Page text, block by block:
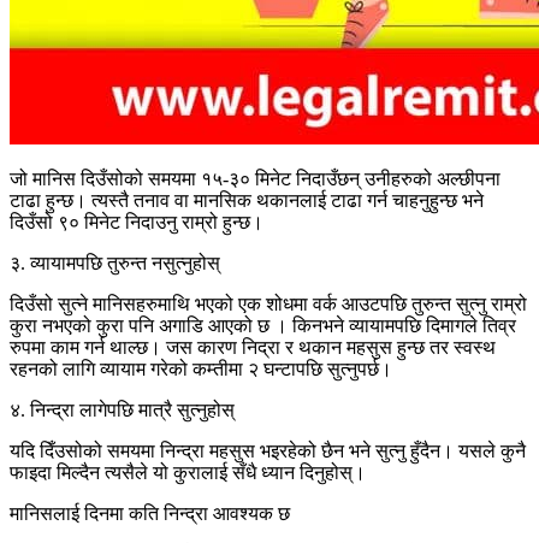
जो मानिस दिउँसोको समयमा १५-३० मिनेट निदाउँछन् उनीहरुको अल्छीपना
टाढा हुन्छ। त्यस्तै तनाव वा मानसिक थकानलाई टाढा गर्न चाहनुहुन्छ भने
दिउँसो ९० मिनेट निदाउनु राम्रो हुन्छ।
३. व्यायामपछि तुरुन्त नसुत्नुहोस्
दिउँसो सुत्ने मानिसहरुमाथि भएको एक शोधमा वर्क आउटपछि तुरुन्त सुत्नु राम्रो
कुरा नभएको कुरा पनि अगाडि आएको छ । किनभने व्यायामपछि दिमागले तिव्र
रुपमा काम गर्न थाल्छ। जस कारण निद्रा र थकान महसुस हुन्छ तर स्वस्थ
रहनको लागि व्यायाम गरेको कम्तीमा २ घन्टापछि सुत्नुपर्छ।
४. निन्द्रा लागेपछि मात्रै सुत्नुहोस्
यदि दिँउसोको समयमा निन्द्रा महसुस भइरहेको छैन भने सुत्नु हुँदैन। यसले कुनै
फाइदा मिल्दैन त्यसैले यो कुरालाई सँधै ध्यान दिनुहोस्।
मानिसलाई दिनमा कति निन्द्रा आवश्यक छ